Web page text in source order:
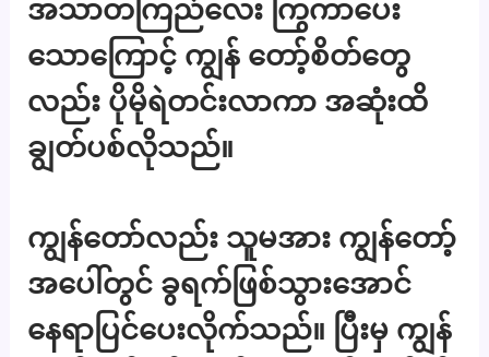
အသာတကြည်လေး ကြွကာပေး
သောကြောင့် ကျွန် တော့်စိတ်တွေ
လည်း ပိုမိုရဲတင်းလာကာ အဆုံးထိ
ချွတ်ပစ်လိုသည်။
ကျွန်တော်လည်း သူမအား ကျွန်တော့်
အပေါ်တွင် ခွရက်ဖြစ်သွားအောင်
နေရာပြင်ပေးလိုက်သည်။ ပြီးမှ ကျွန်